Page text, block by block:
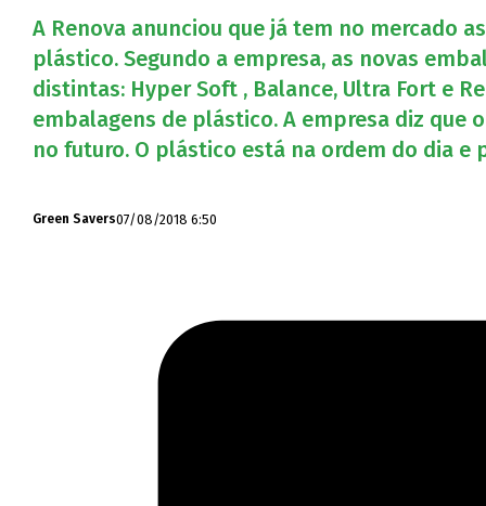
A Renova anunciou que já tem no mercado
plástico. Segundo a empresa, as novas
distintas: Hyper Soft , Balance, Ultra Fort e
embalagens de plástico. A empresa diz que
no futuro. O plástico está na ordem do dia e
Green Savers07/08/2018 6:50